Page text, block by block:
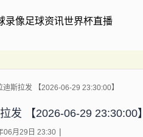
录像足球资讯世界杯直播
迪斯拉发 【2026-06-29 23:30:00】
发 【2026-06-29 23:30:00】
06月29日 23:30